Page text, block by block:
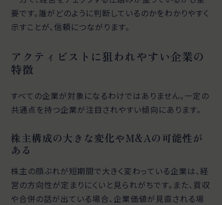
要です。誰がどのように判断しているのかをわかりやすく
示すことが、信頼につながります。
アクティビストに狙われやすい企業の
特徴
すべての企業が対象になるわけではありません。一定の
共通点を持つ企業が注目されやすい傾向にあります。
株主構成の大きな変化やM&Aの可能性が
ある
株主の顔ぶれが短期間で大きく変わっている企業は、経
営の方向性が定まりにくいと見られがちです。また、買収
や合併の話が出ている場合、企業価値が見直される場